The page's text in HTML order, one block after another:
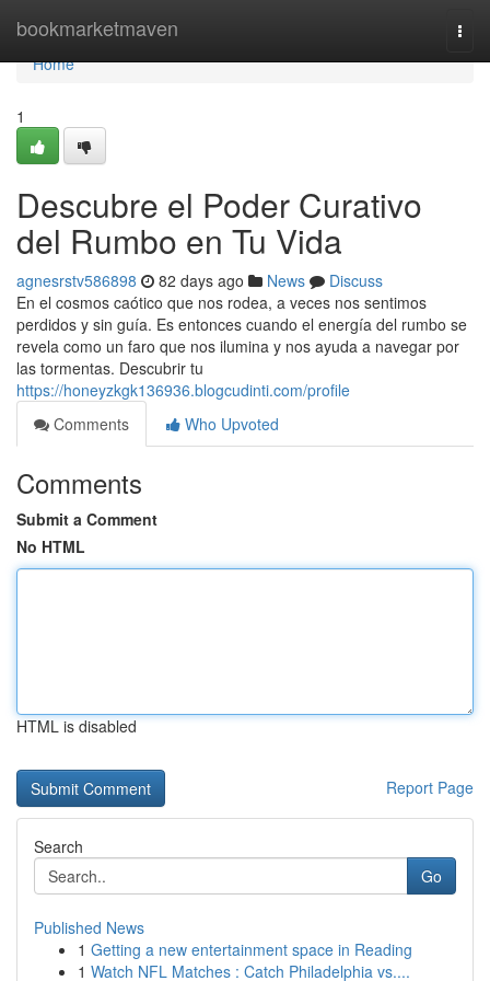
bookmarketmaven
Home
Home
1
Descubre el Poder Curativo
del Rumbo en Tu Vida
agnesrstv586898 82 days ago News
Discuss
En el cosmos caótico que nos rodea, a veces nos sentimos
perdidos y sin guía. Es entonces cuando el energía del rumbo se
revela como un faro que nos ilumina y nos ayuda a navegar por
las tormentas. Descubrir tu
https://honeyzkgk136936.blogcudinti.com/profile
Comments
Who Upvoted
Comments
Submit a Comment
No HTML
HTML is disabled
Report Page
Search
Go
Published News
1 Getting a new entertainment space in Reading
1 Watch NFL Matches : Catch Philadelphia vs....